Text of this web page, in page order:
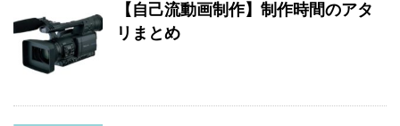
【自己流動画制作】制作時間のアタ
リまとめ